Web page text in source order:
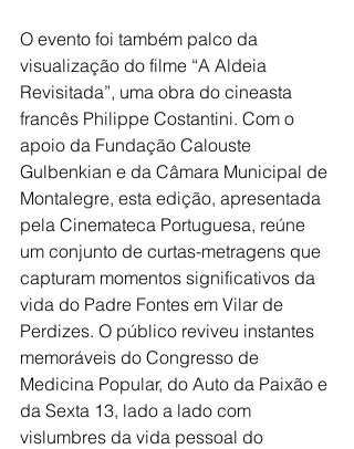
O evento foi também palco da
visualização do filme “A Aldeia
Revisitada”, uma obra do cineasta
francês Philippe Costantini. Com o
apoio da Fundação Calouste
Gulbenkian e da Câmara Municipal de
Montalegre, esta edição, apresentada
pela Cinemateca Portuguesa, reúne
um conjunto de curtas-metragens que
capturam momentos significativos da
vida do Padre Fontes em Vilar de
Perdizes. O público reviveu instantes
memoráveis do Congresso de
Medicina Popular, do Auto da Paixão e
da Sexta 13, lado a lado com
vislumbres da vida pessoal do